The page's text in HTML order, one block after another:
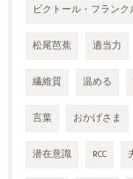
ビクトール・フランク
松尾芭蕉 適当力
繊維質 温める
言葉 おかげさま
潜在意識 RCC